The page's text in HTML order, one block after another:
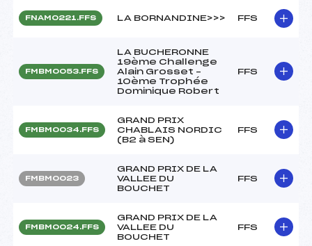
FNAM0221.FFS LA BORNANDINE>>> FFS
FMBM0053.FFS
LA BUCHERONNE
19ème Challenge
Alain Grosset –
10ème Trophée
Dominique Robert
FFS
FMBM0034.FFS
GRAND PRIX
CHABLAIS NORDIC
(B2 à SEN)
FFS
FMBM0023
GRAND PRIX DE LA
VALLEE DU
BOUCHET
FFS
FMBM0024.FFS
GRAND PRIX DE LA
VALLEE DU
BOUCHET
FFS